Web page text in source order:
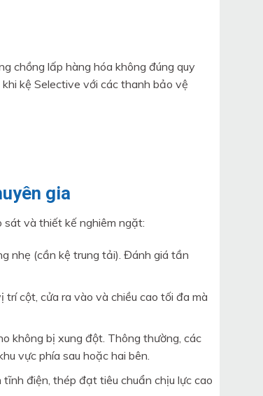
chồng lấp hàng hóa không đúng quy
kệ Selective với các thanh bảo vệ
gia
sát và thiết kế nghiêm ngặt:
nhẹ (cần kệ trung tải). Đánh giá tần
cột, cửa ra vào và chiều cao tối đa mà
không bị xung đột. Thông thường, các
vực phía sau hoặc hai bên.
điện, thép đạt tiêu chuẩn chịu lực cao